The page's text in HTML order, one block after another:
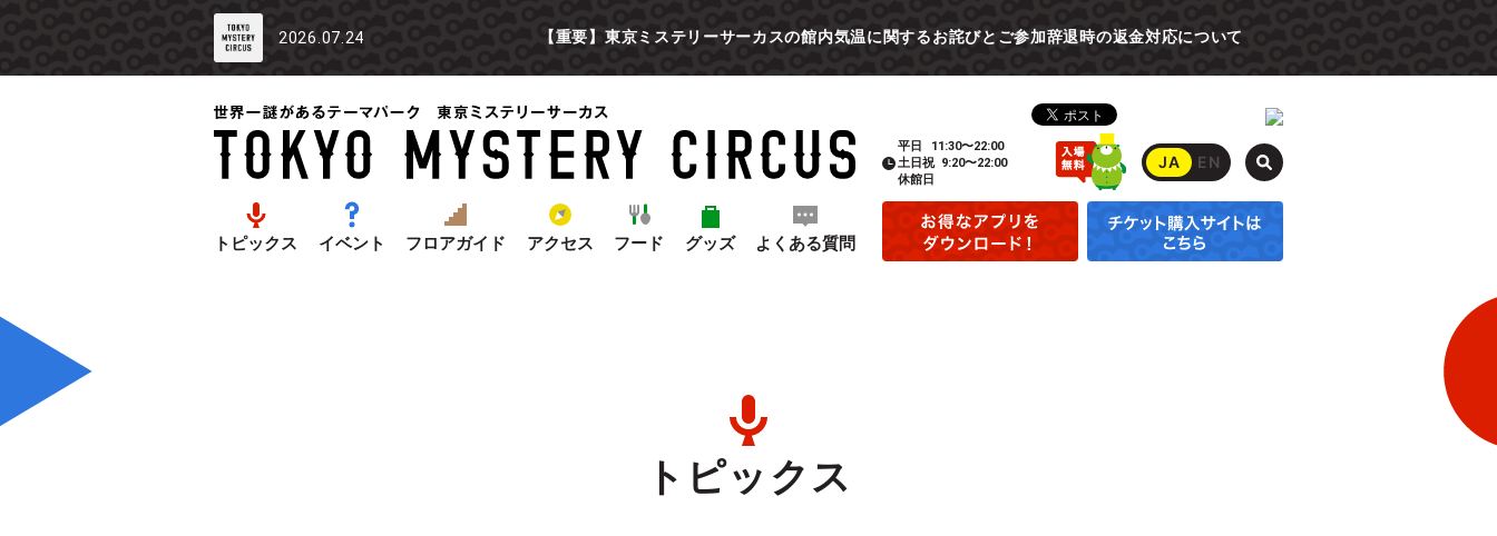
2026.07.24 【重要】東京ミステリーサーカスの館内気温に関するお詫びとご参加辞退時の返金対応について
トピックス イベント フロアガイド アクセス フード グッズ よくある質問
平日
11:30〜22:00
土日祝 9:20〜22:00
休館日
JA EN
トピックス